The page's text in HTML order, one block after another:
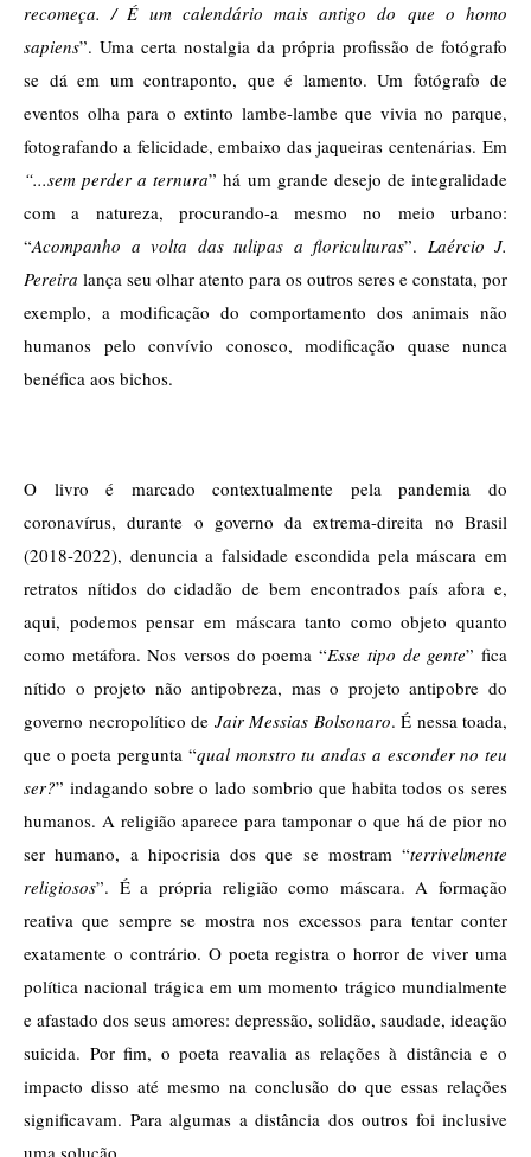
recomeça. / É um calendário mais antigo do que o homo
sapiens”. Uma certa nostalgia da própria profissão de fotógrafo
se dá em um contraponto, que é lamento. Um fotógrafo de
eventos olha para o extinto lambe-lambe que vivia no parque,
“...sem perder a ternura” há um grande desejo de integralidade
com a natureza, procurando-a mesmo no meio urbano:
“Acompanho a volta das tulipas a floriculturas”. Laércio J.
Pereira lança seu olhar atento para os outros seres e constata, por
exemplo, a modificação do comportamento dos animais não
humanos pelo convívio conosco, modificação quase nunca
benéfica aos bichos.
O livro é marcado contextualmente pela pandemia do
coronavírus, durante o governo da extrema-direita no Brasil
(2018-2022), denuncia a falsidade escondida pela máscara em
retratos nítidos do cidadão de bem encontrados país afora e,
aqui, podemos pensar em máscara tanto como objeto quanto
como metáfora. Nos versos do poema “Esse tipo de gente” fica
nítido o projeto não antipobreza, mas o projeto antipobre do
governo necropolítico de Jair Messias Bolsonaro. É nessa toada,
que o poeta pergunta “qual monstro tu andas a esconder no teu
ser?” indagando sobre o lado sombrio que habita todos os seres
humanos. A religião aparece para tamponar o que há de pior no
ser humano, a hipocrisia dos que se mostram “terrivelmente
religiosos”. É a própria religião como máscara. A formação
reativa que sempre se mostra nos excessos para tentar conter
exatamente o contrário. O poeta registra o horror de viver uma
política nacional trágica em um momento trágico mundialmente
e afastado dos seus amores: depressão, solidão, saudade, ideação
suicida. Por fim, o poeta reavalia as relações à distância e o
impacto disso até mesmo na conclusão do que essas relações
significavam. Para algumas a distância dos outros foi inclusive